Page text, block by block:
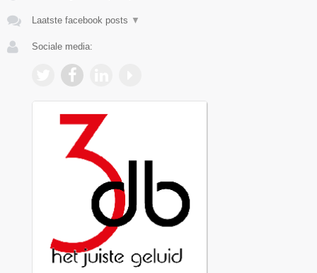
Laatste facebook posts ▼
Sociale media: